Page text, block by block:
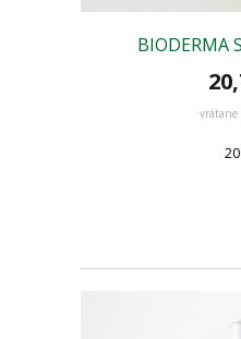
BIODERMA
vrátane